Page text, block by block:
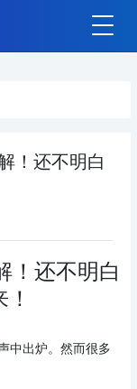
！还不明白
！还不明白
中出炉。然而很多